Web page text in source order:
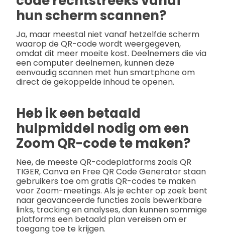
hun scherm scannen?
Ja, maar meestal niet vanaf hetzelfde scherm
waarop de QR-code wordt weergegeven,
omdat dit meer moeite kost. Deelnemers die via
een computer deelnemen, kunnen deze
eenvoudig scannen met hun smartphone om
direct de gekoppelde inhoud te openen.
Heb ik een betaald
hulpmiddel nodig om een
Zoom QR-code te maken?
Nee, de meeste QR-codeplatforms zoals QR
TIGER, Canva en Free QR Code Generator staan
gebruikers toe om gratis QR-codes te maken
voor Zoom-meetings. Als je echter op zoek bent
naar geavanceerde functies zoals bewerkbare
links, tracking en analyses, dan kunnen sommige
platforms een betaald plan vereisen om er
toegang toe te krijgen.